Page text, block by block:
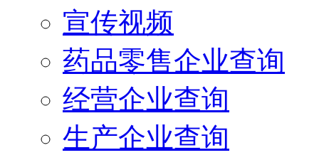
宣传视频
药品零售企业查询
经营企业查询
生产企业查询